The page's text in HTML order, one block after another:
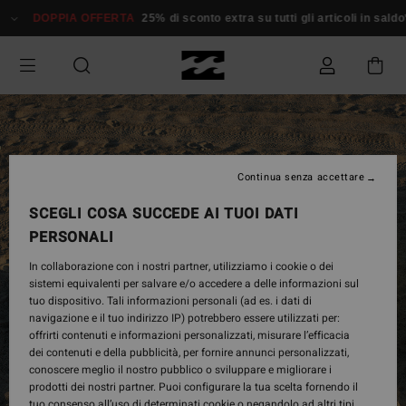
DOPPIA OFFERTA 25% di sconto extra su tutti gli articoli in saldo*
SCEGLI COSA SUCCEDE AI TUOI DATI
PERSONALI
In collaborazione con i nostri partner, utilizziamo i cookie o dei
sistemi equivalenti per salvare e/o accedere a delle informazioni sul
tuo dispositivo. Tali informazioni personali (ad es. i dati di
navigazione e il tuo indirizzo IP) potrebbero essere utilizzati per:
offrirti contenuti e informazioni personalizzati, misurare l’efficacia
dei contenuti e della pubblicità, per fornire annunci personalizzati,
conoscere meglio il nostro pubblico o sviluppare e migliorare i
prodotti dei nostri partner. Puoi configurare la tua scelta fornendo il
Continua senza accettare